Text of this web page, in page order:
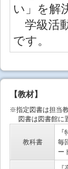
い」を解
学級活
です。
【教材】
※指定図書は担当
図書は図書館に
教科書
毎
ー